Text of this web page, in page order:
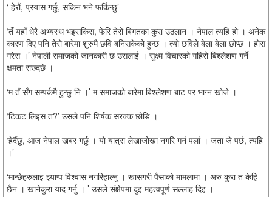
‘ हेरौं, प्रयास गर्छु, सकिन भने फर्किन्छु’
‘तँ यहाँ धेरै अभ्यस्थ भइसकिस, फेरि तेरो बिगतका कुरा उठलान । नेपाल त्यहि हो । अनेक
कारण दिए पनि तेरो बारेमा शुरुमै छवि बनिसकेको हुन्छ । त्यो छविले बेला बेला छोप्छ । होस
गरेस ।’ नेपाली समाजको जानकारी छ उसलाई । सुक्ष्म विचारको गहिरो बिश्लेशण गर्ने
क्षमता राख्दछे ।
‘म तँ सँग सम्पर्कमै हुन्छु नि ।’ म समाजको बारेमा बिश्लेशण बाट पर भाग्न खोजे ।
‘टिकट लिइस त?’ उसले पनि शिर्षक सरक्क छोडि ।
‘हेर्दैछु, आज नेपाल खबर गर्छु । यो यात्रा लेखाजोखा नगरि गर्न पर्ला । जता जे पर्छ, त्यहि
।’
‘मान्छेहरुलाइ झ्याप्प विश्वास नगरिहाल्नु । खासगरी पैसाको मामलामा । अरु कुरा त केहि
छैन । खानेकुरा याद गर्नु । ’ उसले संक्षेपमा दुइ महत्वपूर्ण सल्लाह दिइ ।